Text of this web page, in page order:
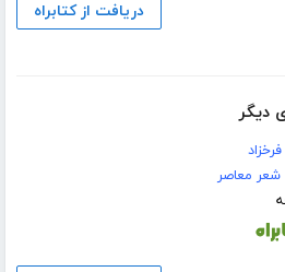
دریافت از کتابراه
دیگر
شعر معاصر